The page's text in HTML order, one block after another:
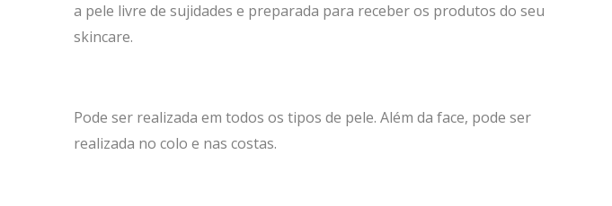
a pele livre de sujidades e preparada para receber os produtos do seu
skincare.
Pode ser realizada em todos os tipos de pele. Além da face, pode ser
realizada no colo e nas costas.